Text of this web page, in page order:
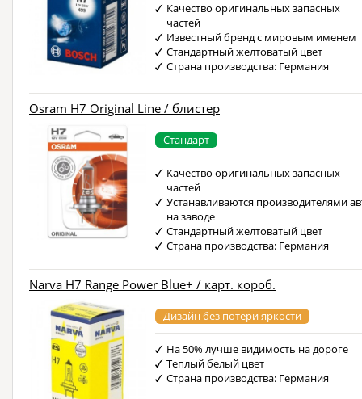
Качество оригинальных запасных
частей
Известный бренд с мировым именем
Стандартный желтоватый цвет
Страна производства: Германия
Osram H7 Original Line / блистер
Стандарт
Качество оригинальных запасных
частей
Устанавливаются производителями
на заводе
Стандартный желтоватый цвет
Страна производства: Германия
Narva H7 Range Power Blue+ / карт. короб.
Дизайн без потери яркости
На 50% лучше видимость на дороге
Теплый белый цвет
Страна производства: Германия